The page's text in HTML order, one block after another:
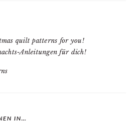
quilt patterns for you!
Anleitungen für dich!
IN…